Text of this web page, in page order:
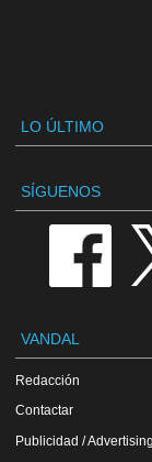
LO ÚLTIMO
SÍGUENOS
VANDAL
Redacción
Contactar
Publicidad / Advertising